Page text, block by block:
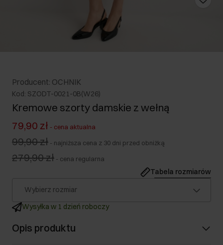
Producent: OCHNIK
Kod: SZODT-0021-0B(W26)
Kremowe szorty damskie z wełną
79,90 zł - cena aktualna
99,90 zł - najniższa cena z 30 dni przed obniżką
279,90 zł - cena regularna
Tabela rozmiarów
Wybierz rozmiar
Wysyłka w 1 dzień roboczy
Opis produktu